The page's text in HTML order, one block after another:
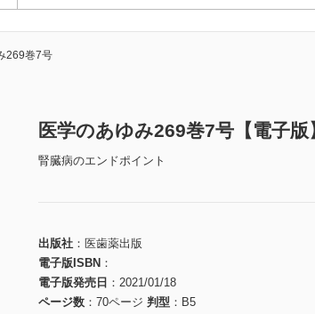
269巻7号
医学のあゆみ269巻7号【電子版
腎臓病のエンドポイント
出版社
医歯薬出版
電子版ISBN
電子版発売日
2021/01/18
ページ数
70ページ 判型
B5